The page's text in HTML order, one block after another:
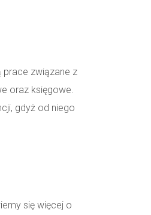
prace związane z
oraz księgowe.
gdyż od niego
się więcej o